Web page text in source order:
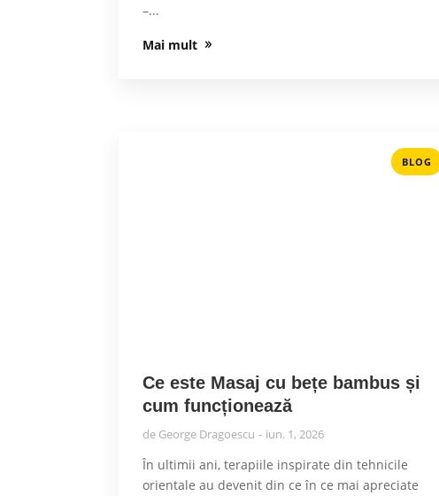
–...
Mai mult
BLOG
Ce este Masaj cu bețe bambus și
cum funcționează
de George Dragoescu iun. 1, 2026
În ultimii ani, terapiile inspirate din tehnicile
orientale au devenit din ce în ce mai apreciate